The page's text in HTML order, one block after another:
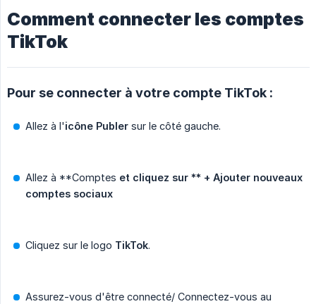
Comment connecter les comptes
TikTok
Pour se connecter à votre compte TikTok :
Allez à l'icône Publer sur le côté gauche.
Allez à **Comptes et cliquez sur ** + Ajouter nouveaux
comptes sociaux
Cliquez sur le logo TikTok.
Assurez-vous d'être connecté/ Connectez-vous au